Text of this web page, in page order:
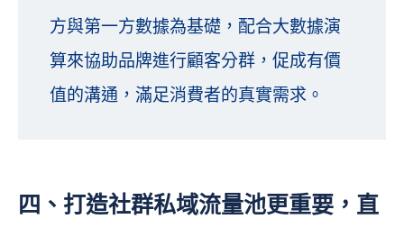
方與第一方數據為基礎，配合大數據演
算來協助品牌進行顧客分群，促成有價
值的溝通，滿足消費者的真實需求。
四、打造社群私域流量池更重要，直